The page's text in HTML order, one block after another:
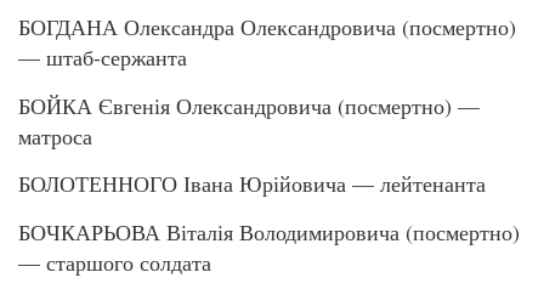
БОГДАНА Олександра Олександровича (посмертно)
— штаб-сержанта
БОЙКА Євгенія Олександровича (посмертно) —
матроса
БОЛОТЕННОГО Івана Юрійовича — лейтенанта
БОЧКАРЬОВА Віталія Володимировича (посмертно)
— старшого солдата